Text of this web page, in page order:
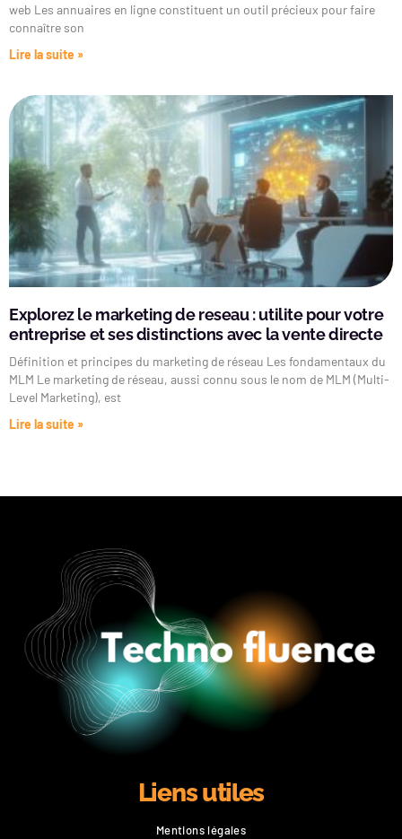
web Les annuaires en ligne constituent un outil précieux pour faire
connaître son
Lire la suite »
Explorez le marketing de reseau : utilite pour votre
entreprise et ses distinctions avec la vente directe
Définition et principes du marketing de réseau Les fondamentaux du
MLM Le marketing de réseau, aussi connu sous le nom de MLM (Multi-
Level Marketing), est
Lire la suite »
Liens utiles
Mentions légales